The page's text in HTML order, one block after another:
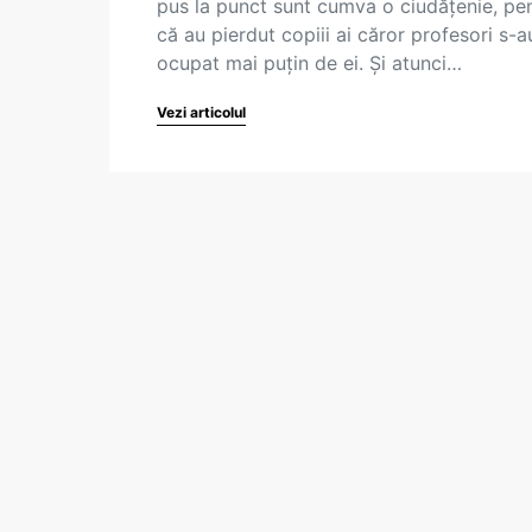
pus la punct sunt cumva o ciudățenie,
că au pierdut copiii ai căror profesori s-
ocupat mai puțin de ei. Și atunci…
Vezi articolul